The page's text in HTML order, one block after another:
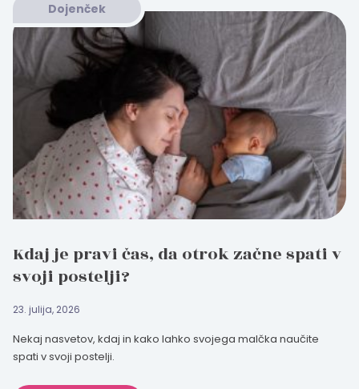
Dojenček
Kdaj je pravi čas, da otrok začne spati v
svoji postelji?
23. julija, 2026
Nekaj nasvetov, kdaj in kako lahko svojega malčka naučite
spati v svoji postelji.